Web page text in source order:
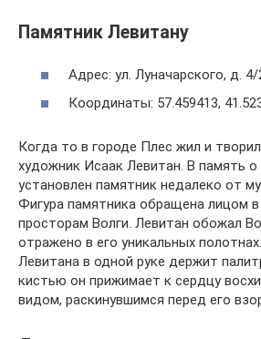
Памятник Левитану
Адрес: ул. Луначарского, д. 4/
Координаты: 57.459413,
Когда то в городе Плес жил и
художник Исаак Левитан. В память
установлен памятник недалеко от
Фигура памятника обращена лицом
просторам Волги. Левитан обожал
отражено в его уникальных
Левитана в одной руке держит
кистью он прижимает к сердцу
видом, раскинувшимся перед его